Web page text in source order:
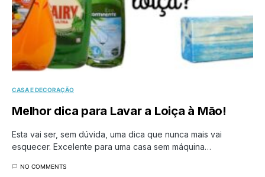
CASA E DECORAÇÃO
Melhor dica para Lavar a Loiça à Mão!
Esta vai ser, sem dúvida, uma dica que nunca mais vai
esquecer. Excelente para uma casa sem máquina…
NO COMMENTS